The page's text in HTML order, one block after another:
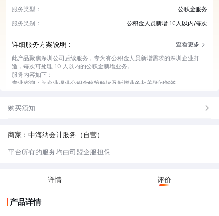
服务类型：
公积金服务
服务类别：
公积金人员新增 10人以内/每次
详细服务方案说明：
查看更多
此产品聚焦深圳公司后续服务，专为有公积金人员新增需求的深圳企业打
造，每次可处理 10 人以内的公积金新增业务。
服务内容如下：
专业咨询：为企业提供公积金政策解读及新增业务相关疑问解答。
进度反馈：及时向企业反馈业务办理进度，让企业心中有数。
购买须知
商家：中海纳会计服务（自营）
平台所有的服务均由司盟企服担保
详情 评价
产品详情